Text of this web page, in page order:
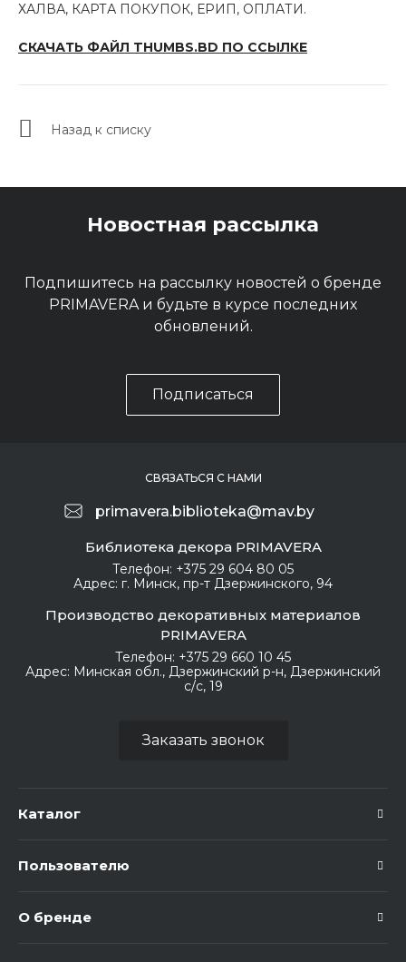
ХАЛВА, КАРТА ПОКУПОК, ЕРИП, ОПЛАТИ.
СКАЧАТЬ ФАЙЛ THUMBS.BD ПО ССЫЛКЕ
Назад к списку
Новостная рассылка
Подпишитесь на рассылку новостей о бренде
PRIMAVERA и будьте в курсе последних
обновлений.
Подписаться
СВЯЗАТЬСЯ С НАМИ
primavera.biblioteka@mav.by
Библиотека декора PRIMAVERA
Телефон: +375 29 604 80 05
Адрес: г. Минск, пр-т Дзержинского, 94
Производство декоративных материалов
PRIMAVERA
Телефон: +375 29 660 10 45
Адрес: Минская обл., Дзержинский р-н, Дзержинский
с/с, 19
Заказать звонок
Каталог
Пользователю
О бренде